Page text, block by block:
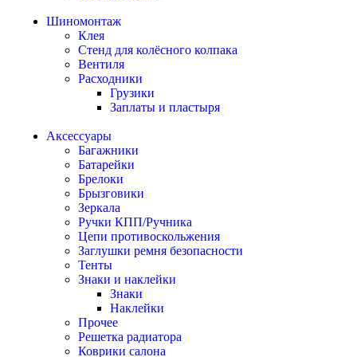
Шиномонтаж
Клея
Стенд для колёсного колпака
Вентиля
Расходники
Грузики
Заплаты и пластыря
Аксессуары
Багажники
Батарейки
Брелоки
Брызговики
Зеркала
Ручки КПП/Ручника
Цепи противоскольжения
Заглушки ремня безопасности
Тенты
Знаки и наклейки
Знаки
Наклейки
Прочее
Решетка радиатора
Коврики салона